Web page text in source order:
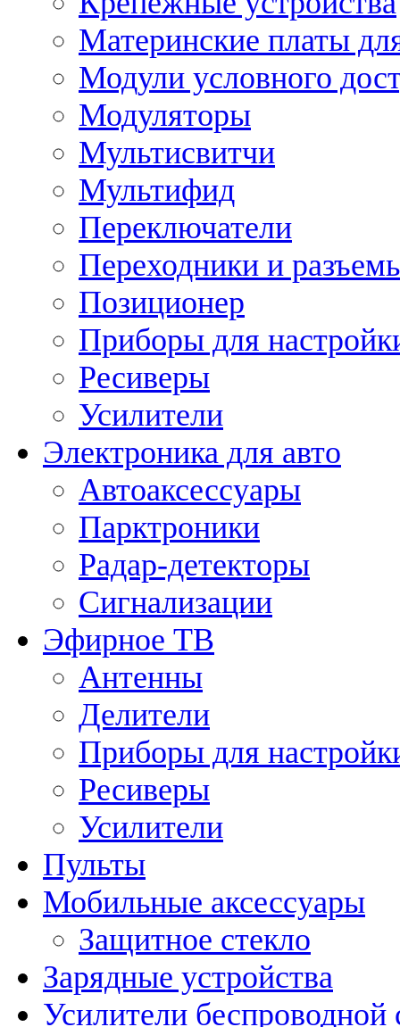
Материнские платы
Модули условного
Модуляторы
Мультисвитчи
Мультифид
Переключатели
Переходники и
Позиционер
Приборы для
Ресиверы
Усилители
Электроника для авто
Автоаксессуары
Парктроники
Радар-детекторы
Сигнализации
Эфирное ТВ
Антенны
Делители
Приборы для
Ресиверы
Усилители
Пульты
Мобильные аксессуары
Защитное стекло
Зарядные устройства
Усилители беспроводной